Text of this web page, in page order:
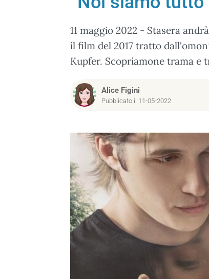
11 maggio 2022 - Stasera
il film del 2017 tratto
Kupfer. Scopriamone trama e
Alice Figini
Pubblicato il 11-05-2022